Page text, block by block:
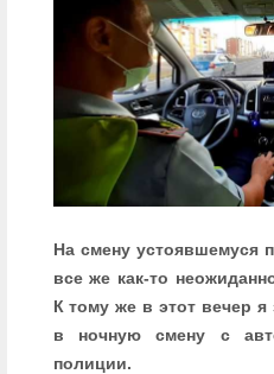
На смену устоявшемуся
все же как-то
К тому же в этот вечер я
в ночную смену с
полиции.